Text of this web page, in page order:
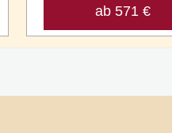
ab 571 €